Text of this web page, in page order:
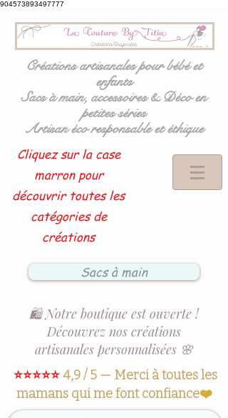
904573893497777
Créations artisanales pour bébé et
enfants
Sacs à main, accessoires & Déco en
petites séries
Artisan éco responsable et éthique
Cliquez sur la case
marron pour
découvrir toutes les
catégories de
créations
Sacs à main
🛍️ Notre boutique est ouverte !
Découvrez nos créations
artisanales personnalisées 🌸
⭐⭐⭐⭐⭐4,9 / 5 — Merci à toutes les
mamans qui me font confiance❤️